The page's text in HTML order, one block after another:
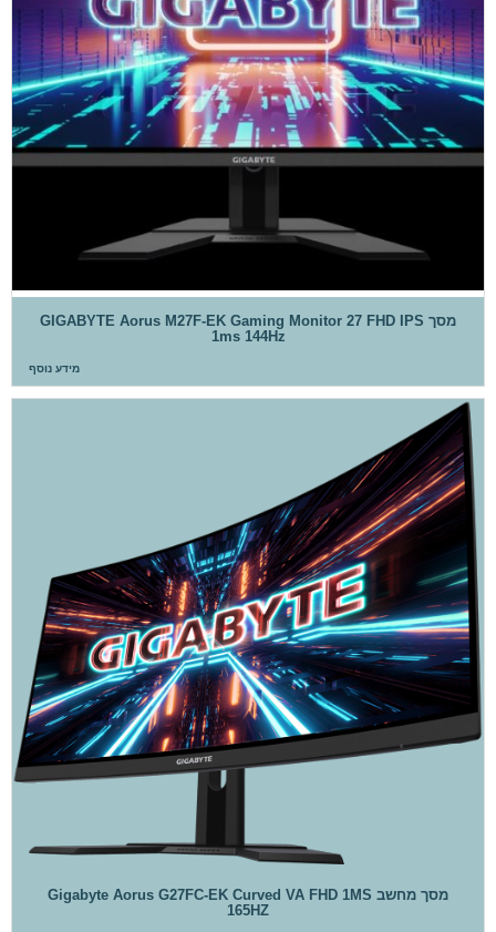
מסך GIGABYTE Aorus M27F-EK Gaming Monitor 27 FHD IPS
1ms 144Hz
מידע נוסף
מסך מחשב Gigabyte Aorus G27FC-EK Curved VA FHD 1MS
165HZ